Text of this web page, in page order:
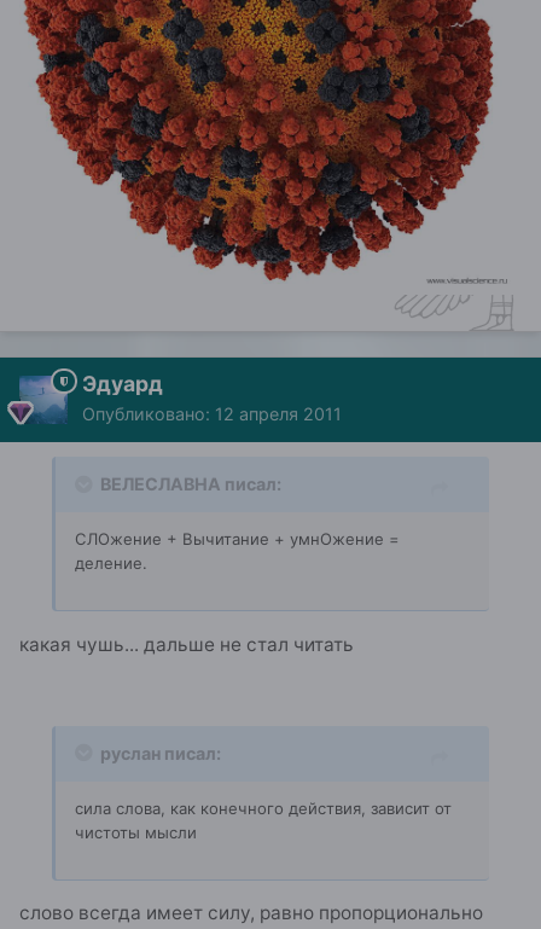
Эдуард
Опубликовано: 12 апреля 2011
ВЕЛЕСЛАВНА писал:
СЛОжение + Вычитание + умнОжение =
деление.
какая чушь... дальше не стал читать
руслан писал:
сила слова, как конечного действия, зависит от
чистоты мысли
слово всегда имеет силу, равно пропорционально